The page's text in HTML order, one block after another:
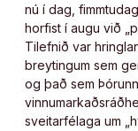
nú í dag,
horfist í augu við
Tilefnið var
breytingum sem
og það sem
sveitarfélaga um